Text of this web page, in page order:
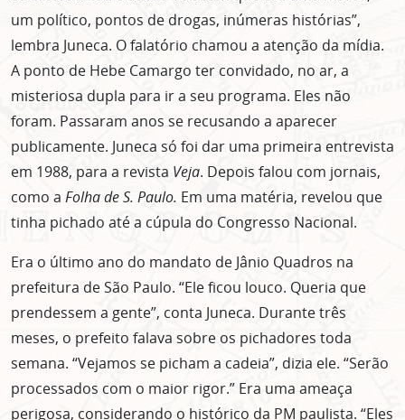
um político, pontos de drogas, inúmeras histórias”,
lembra Juneca. O falatório chamou a atenção da mídia.
A ponto de Hebe Camargo ter convidado, no ar, a
misteriosa dupla para ir a seu programa. Eles não
foram. Passaram anos se recusando a aparecer
publicamente. Juneca só foi dar uma primeira entrevista
em 1988, para a revista Veja. Depois falou com jornais,
como a Folha de S. Paulo. Em uma matéria, revelou que
tinha pichado até a cúpula do Congresso Nacional.
Era o último ano do mandato de Jânio Quadros na
prefeitura de São Paulo. “Ele ficou louco. Queria que
prendessem a gente”, conta Juneca. Durante três
meses, o prefeito falava sobre os pichadores toda
semana. “Vejamos se picham a cadeia”, dizia ele. “Serão
processados com o maior rigor.” Era uma ameaça
perigosa, considerando o histórico da PM paulista. “Eles